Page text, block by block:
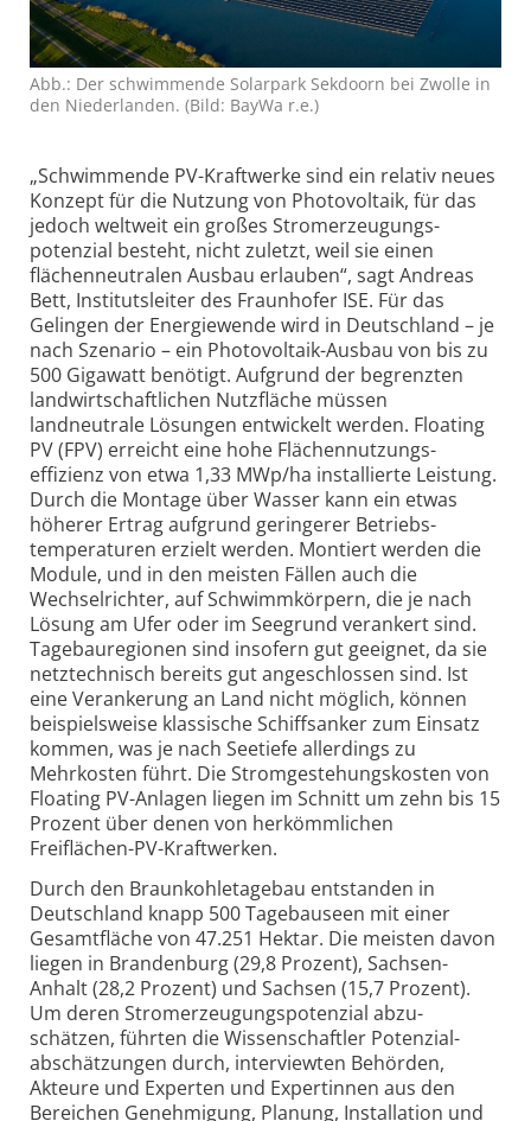
Abb.: Der schwimmende Solarpark Sekdoorn bei Zwolle in
den Niederlanden. (Bild: BayWa r.e.)
„Schwimmende PV-Kraftwerke sind ein relativ neues
Konzept für die Nutzung von Photovoltaik, für das
jedoch weltweit ein großes Stromerzeugungs­
potenzial besteht, nicht zuletzt, weil sie einen
flächen­neutralen Ausbau erlauben“, sagt Andreas
Bett, Instituts­leiter des Fraunhofer ISE. Für das
Gelingen der Energiewende wird in Deutschland – je
nach Szenario – ein Photovoltaik-Ausbau von bis zu
500 Gigawatt benötigt. Aufgrund der begrenzten
landwirtschaft­lichen Nutzfläche müssen
landneutrale Lösungen entwickelt werden. Floating
PV (FPV) erreicht eine hohe Flächennutzungs­
effizienz von etwa 1,33 MWp/ha installierte Leistung.
Durch die Montage über Wasser kann ein etwas
höherer Ertrag aufgrund geringerer Betriebs­
temperaturen erzielt werden. Montiert werden die
Module, und in den meisten Fällen auch die
Wechselrichter, auf Schwimm­körpern, die je nach
Lösung am Ufer oder im Seegrund verankert sind.
Tagebau­regionen sind insofern gut geeignet, da sie
netztechnisch bereits gut angeschlossen sind. Ist
eine Verankerung an Land nicht möglich, können
beispiels­weise klassische Schiffsanker zum Einsatz
kommen, was je nach Seetiefe allerdings zu
Mehrkosten führt. Die Stromgestehungs­kosten von
Floating PV-Anlagen liegen im Schnitt um zehn bis 15
Prozent über denen von herkömmlichen
Freiflächen-PV-Kraftwerken.
Durch den Braunkohle­tagebau entstanden in
Deutschland knapp 500 Tagebauseen mit einer
Gesamtfläche von 47.251 Hektar. Die meisten davon
liegen in Brandenburg (29,8 Prozent), Sachsen-
Anhalt (28,2 Prozent) und Sachsen (15,7 Prozent).
Um deren Stromerzeugungs­potenzial abzu­
schätzen, führten die Wissenschaftler Potenzial­
abschätzungen durch, interviewten Behörden,
Akteure und Experten und Expertinnen aus den
Bereichen Genehmigung, Planung, Installation und